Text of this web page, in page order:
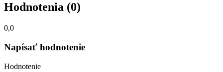
Hodnotenia (0)
0,0
Napísať hodnotenie
Hodnotenie